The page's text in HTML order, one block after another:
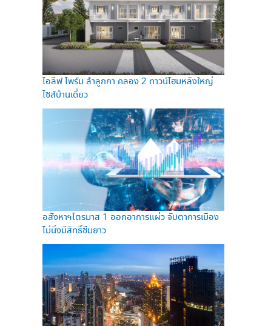
ไอลีฟ ไพร์ม ลำลูกกา คลอง 2 ทาวน์โฮมหลังใหญ่
ไซส์บ้านเดี่ยว
อสังหาฯไตรมาส 1 ออกอาการแผ่ว จับตาการเมือง
ไม่นิ่งมีสิทธิ์ซึมยาว